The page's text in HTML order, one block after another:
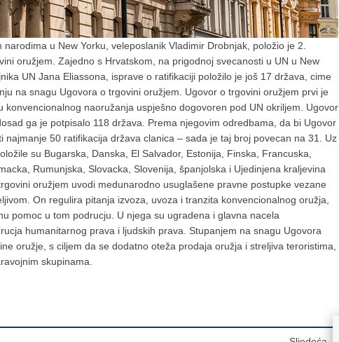
u New Yorku, veleposlanik Vladimir Drobnjak, položio je 2.
oružjem. Zajedno s Hrvatskom, na prigodnoj svecanosti u UN u New
UN Jana Eliassona, isprave o ratifikaciji položilo je još 17 država, cime
na snagu Ugovora o trgovini oružjem. Ugovor o trgovini oružjem prvi je
naoružanja uspješno dogovoren pod UN okriljem. Ugovor
ga je potpisalo 118 država. Prema njegovim odredbama, da bi Ugovor
najmanje 50 ratifikacija država clanica – sada je taj broj povecan na 31. Uz
su Bugarska, Danska, El Salvador, Estonija, Finska, Francuska,
Rumunjska, Slovacka, Slovenija, španjolska i Ujedinjena kraljevina
oružjem uvodi medunarodno usuglašene pravne postupke vezane
On regulira pitanja izvoza, uvoza i tranzita konvencionalnog oružja,
pomoc u tom podrucju. U njega su ugradena i glavna nacela
humanitarnog prava i ljudskih prava. Stupanjem na snagu Ugovora
oružje, s ciljem da se dodatno oteža prodaja oružja i streljiva teroristima,
skupinama.